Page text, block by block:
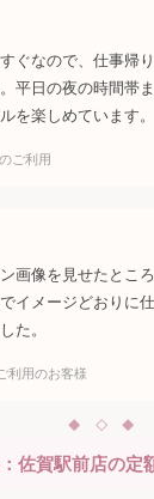
ぐなので、仕事帰
平日の夜の時間帯
を楽しめています。
ご利用
画像を見せたとこ
イメージどおりに
た。
利用のお客様
佐賀駅前店の定